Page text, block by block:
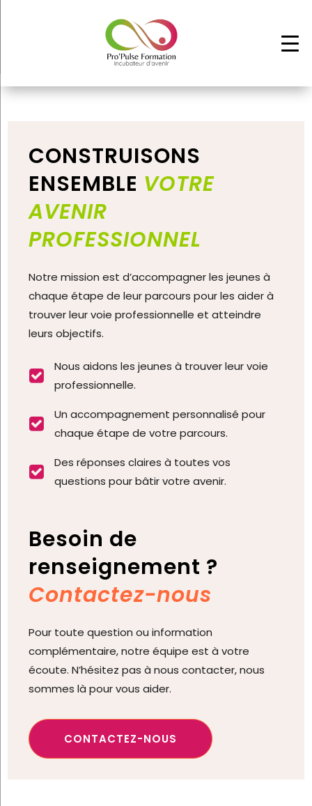
CONSTRUISONS
ENSEMBLE VOTRE
AVENIR
PROFESSIONNEL
Notre mission est d’accompagner les jeunes à
chaque étape de leur parcours pour les aider à
trouver leur voie professionnelle et atteindre
leurs objectifs.

Nous aidons les jeunes à trouver leur voie
professionnelle.

Un accompagnement personnalisé pour
chaque étape de votre parcours.

Des réponses claires à toutes vos
questions pour bâtir votre avenir.
Besoin de
renseignement ?
Contactez-nous
Pour toute question ou information
complémentaire, notre équipe est à votre
écoute. N’hésitez pas à nous contacter, nous
sommes là pour vous aider.
CONTACTEZ-NOUS